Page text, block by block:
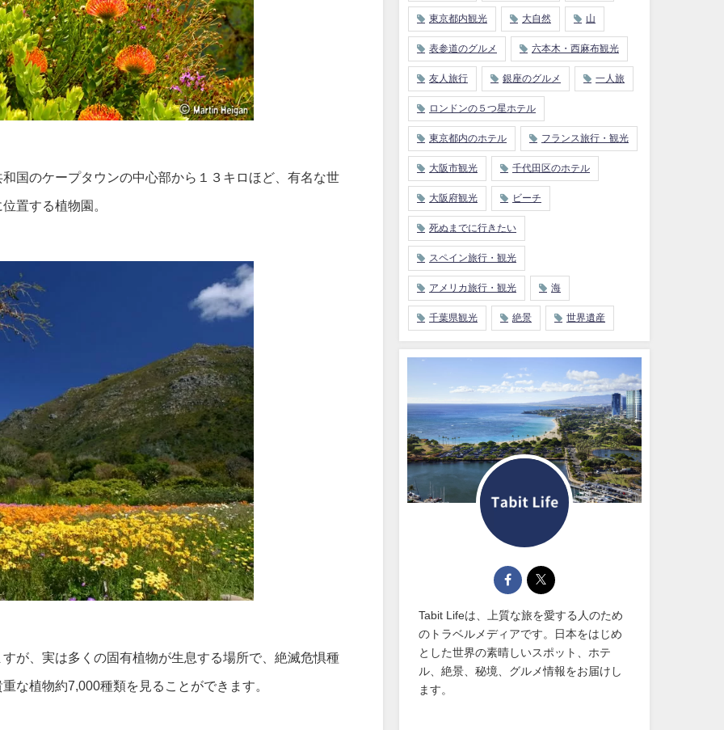
国のケープタウンの中心部から１３キロほど、有名な世
置する植物園。
が、実は多くの固有植物が生息する場所で、絶滅危惧種
な植物約7,000種類を見ることができます。
東京都内観光 大自然 山
表参道のグルメ 六本木・西麻布観光
友人旅行 銀座のグルメ 一人旅
ロンドンの５つ星ホテル
東京都内のホテル フランス旅行・観光
大阪市観光 千代田区のホテル
大阪府観光 ビーチ
死ぬまでに行きたい
スペイン旅行・観光
アメリカ旅行・観光 海
千葉県観光 絶景 世界遺産
Tabit Lifeは、上質な旅を愛する人のため
のトラベルメディアです。日本をはじめ
とした世界の素晴しいスポット、ホテ
ル、絶景、秘境、グルメ情報をお届けし
ます。